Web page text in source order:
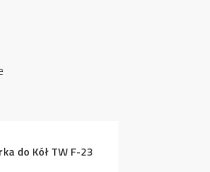
do Kół TW F-23